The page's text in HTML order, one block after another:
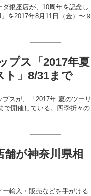
銀座店が、10周年を記念し
を2017年8月11日（金）〜９
プス「2017年夏
ト」8/31まで
スが、「2017年 夏のツーリ
で開催している。四季折々の
が神奈川県相
輸入・販売などを手がける